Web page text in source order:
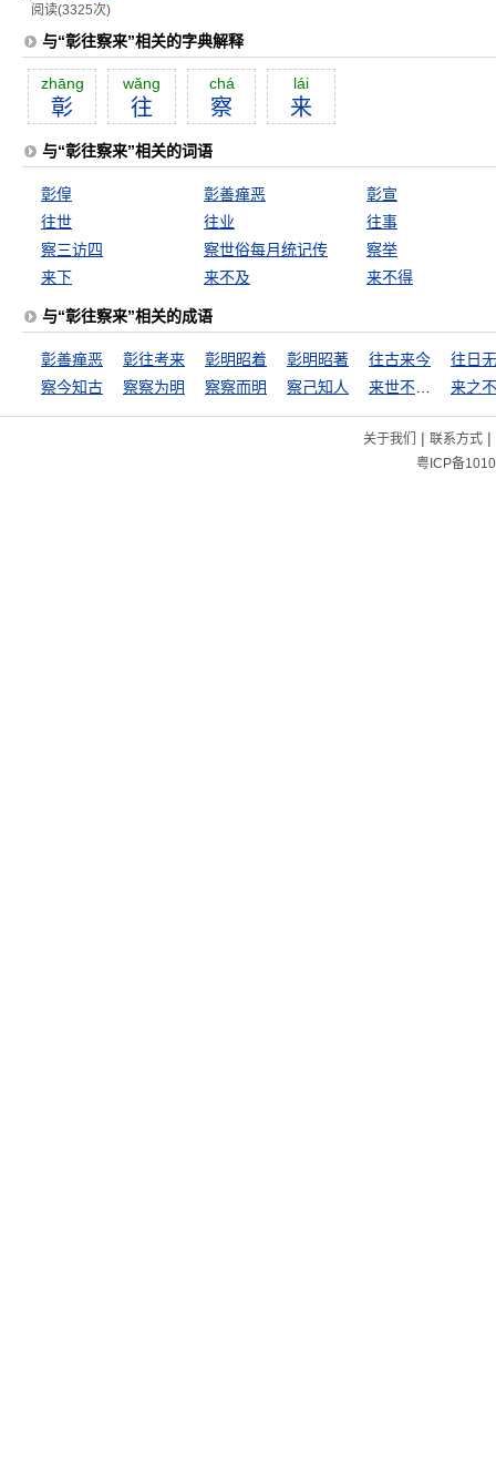
阅读(3325次)
与“彰往察来”相关的字典解释
zhāng
彰
wăng
往
chá
察
lái
来
与“彰往察来”相关的词语
彰偟 彰善瘅恶
彰宣
往世
往业
往事
察三访四
察世俗每月统记传
察举
来下
来不及 来不得
与“彰往察来”相关的成语
彰善瘅恶 彰往考来 彰明昭着 彰明昭著
往古来今
察今知古
察察为明 察察而明 察己知人 来之
关于我们 | 联系方式|
粤ICP备